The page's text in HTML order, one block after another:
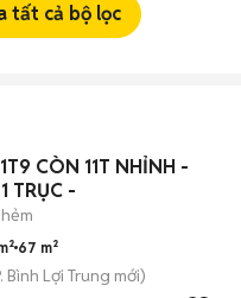
tất cả bộ lọc
CÒN 11T NHỈNH -
TRỤC -
67 m²
Bình Lợi Trung mới)